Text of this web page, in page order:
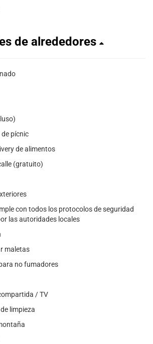
de alrededores
pícnic
de alimentos
(gratuito)
con todos los protocolos de seguridad
las autoridades locales
maletas
no fumadores
/ TV
limpieza